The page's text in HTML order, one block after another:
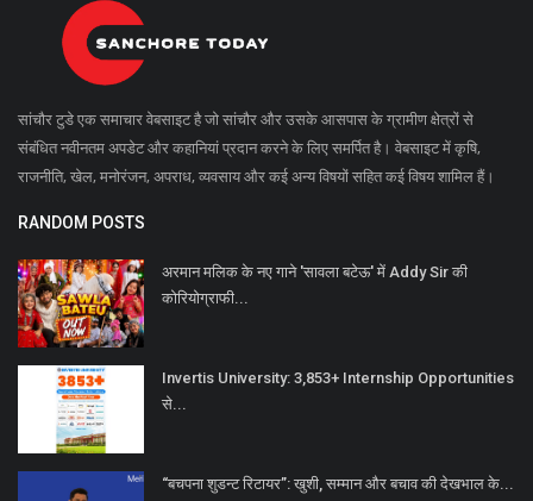
सांचौर टुडे एक समाचार वेबसाइट है जो सांचौर और उसके आसपास के ग्रामीण क्षेत्रों से
संबंधित नवीनतम अपडेट और कहानियां प्रदान करने के लिए समर्पित है। वेबसाइट में कृषि,
राजनीति, खेल, मनोरंजन, अपराध, व्यवसाय और कई अन्य विषयों सहित कई विषय शामिल हैं।
RANDOM POSTS
अरमान मलिक के नए गाने 'सावला बटेऊ' में Addy Sir की
कोरियोग्राफी...
Invertis University: 3,853+ Internship Opportunities
से...
“बचपना शुडन्ट रिटायर”: खुशी, सम्मान और बचाव की देखभाल के...